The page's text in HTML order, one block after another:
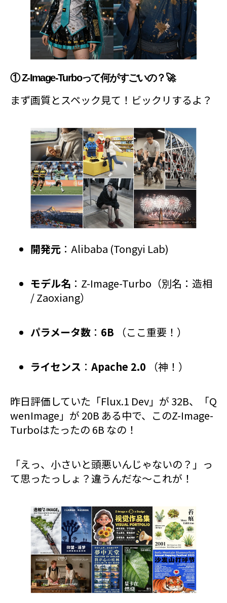
① Z-Image-Turboって何がすごいの？🚀
まず画質とスペック見て！ビックリするよ？
開発元 ：Alibaba (Tongyi Lab)
モデル名 ：Z-Image-Turbo（別名：造相
/ Zaoxiang）
パラメータ数 ： 6B （ここ重要！）
ライセンス ： Apache 2.0 （神！）
昨日評価していた「Flux.1 Dev」が 32B、「Q
wenImage」が 20B ある中で、このZ-Image-
Turboはたったの 6B なの！
「えっ、小さいと頭悪いんじゃないの？」っ
て思ったっしょ？違うんだな〜これが！